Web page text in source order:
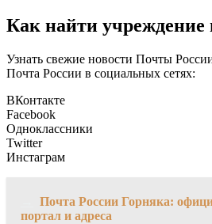
Как найти учреждение
Узнать свежие новости Почты
Почта России в социальных сетях:
ВКонтакте
Facebook
Одноклассники
Twitter
Инстаграм
Почта России Горняка:
портал и адреса